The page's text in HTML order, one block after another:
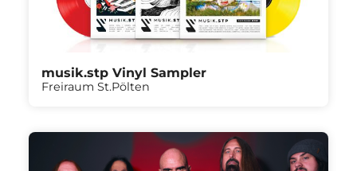
musik.stp Vinyl Sampler
Freiraum St.Pölten